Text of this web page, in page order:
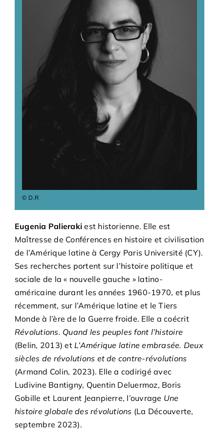
Archives
Contact
© D.R
Eugenia Palieraki est historienne. Elle est
Maîtresse de Conférences en histoire et civilisation
de l’Amérique latine à Cergy Paris Université (CY).
Ses recherches portent sur l’histoire politique et
sociale de la « nouvelle gauche » latino-
américaine durant les années 1960-1970, et plus
récemment, sur l’Amérique latine et le Tiers
Monde à l’ère de la Guerre froide. Elle a coécrit
Révolutions. Quand les peuples font l’histoire
(Belin, 2013) et L’Amérique latine embrasée. Deux
siècles de révolutions et de contre-révolutions
(Armand Colin, 2023). Elle a codirigé avec
Ludivine Bantigny, Quentin Deluermoz, Boris
Gobille et Laurent Jeanpierre, l’ouvrage Une
histoire globale des révolutions (La Découverte,
septembre 2023).